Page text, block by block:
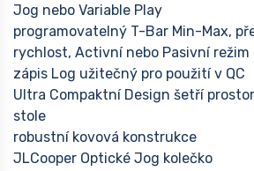
Jog nebo Variable Play
programovatelný T-Bar Min-Max,
rychlost, Activní nebo Pasivní režim
zápis Log užitečný pro použití v QC
Ultra Compaktní Design šetří
stole
robustní kovová konstrukce
JLCooper Optické Jog kolečko